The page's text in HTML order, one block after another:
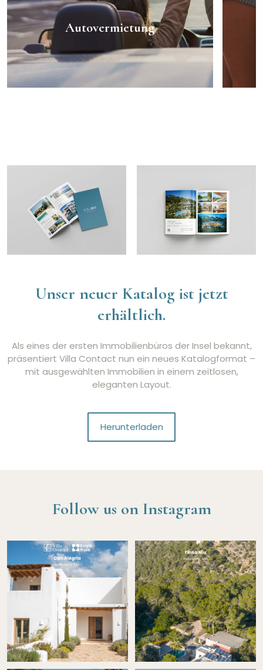
Autovermietung
Unser neuer Katalog ist jetzt
erhältlich.
Als eines der ersten Immobilienbüros der Insel bekannt,
präsentiert Villa Contact nun ein neues Katalogformat –
mit ausgewählten Immobilien in einem zeitlosen,
eleganten Layout.
Herunterladen
Follow us on Instagram